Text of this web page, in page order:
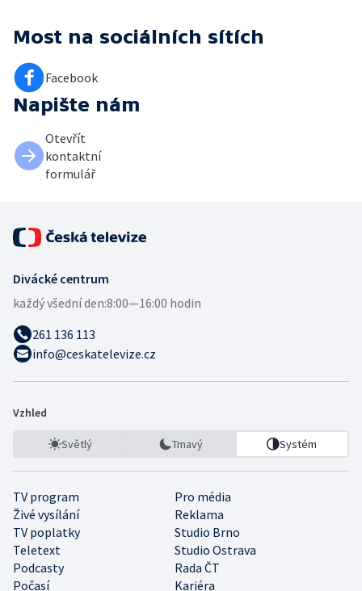
Most na sociálních sítích
Facebook
Napište nám
Otevřít
kontaktní
formulář
Divácké centrum
každý všední den:8:00—16:00 hodin
261 136 113
info@ceskatelevize.cz
Vzhled
Světlý Tmavý Systém
TV program
Pro média
Živé vysílání
Reklama
TV poplatky
Studio Brno
Teletext
Studio Ostrava
Podcasty
Rada ČT
Počasí
Kariéra